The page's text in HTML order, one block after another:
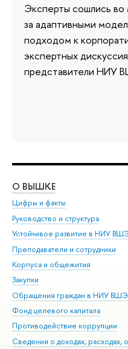
Эксперты сошлись
за адаптивными
подходом к
экспертных
представители НИУ
О ВЫШКЕ
Цифры и факты
Руководство и структура
Устойчивое развитие в НИУ
Преподаватели и сотрудники
Корпуса и общежития
Закупки
Обращения граждан в НИУ ВШЭ
Фонд целевого капитала
Противодействие коррупции
Сведения о доходах, расходах,